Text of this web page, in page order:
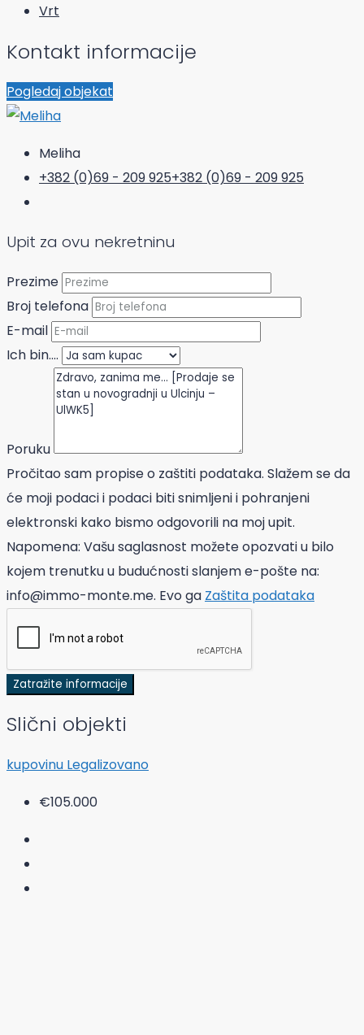
Vrt
Kontakt informacije
Pogledaj objekat
Meliha
+382 (0)69 - 209 925+382 (0)69 - 209 925
Upit za ovu nekretninu
Prezime
Broj telefona
E-mail
Ich bin....
Poruku
Pročitao sam propise o zaštiti podataka. Slažem se da
će moji podaci i podaci biti snimljeni i pohranjeni
elektronski kako bismo odgovorili na moj upit.
Napomena: Vašu saglasnost možete opozvati u bilo
kojem trenutku u budućnosti slanjem e-pošte na:
info@immo-monte.me. Evo ga Zaštita podataka
Zatražite informacije
Slični objekti
kupovinu Legalizovano
€105.000